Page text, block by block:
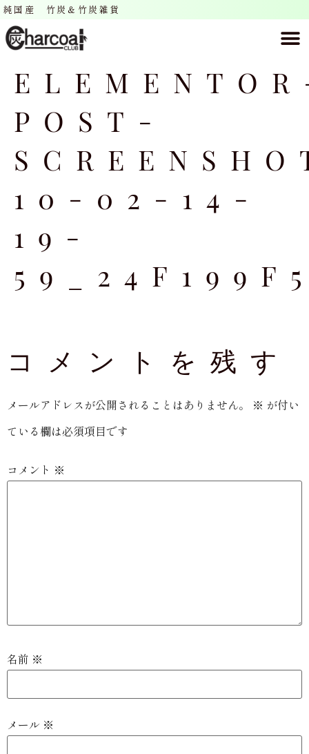
純国産 竹炭＆竹炭雑貨
POST-
10-02-14-
19-
コメントを残す
メールアドレスが公開されることはありません。 ※ が付い
ている欄は必須項目です
コメント ※
名前 ※
メール ※